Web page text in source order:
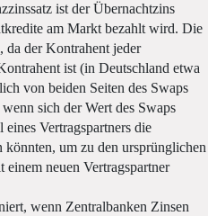
ist der Übernachtzins
am Markt bezahlt wird. Die
der Kontrahent jeder
ist (in Deutschland etwa
von beiden Seiten des Swaps
sich der Wert des Swaps
Vertragspartners die
könnten, um zu den ursprünglichen
neuen Vertragspartner
wenn Zentralbanken Zinsen